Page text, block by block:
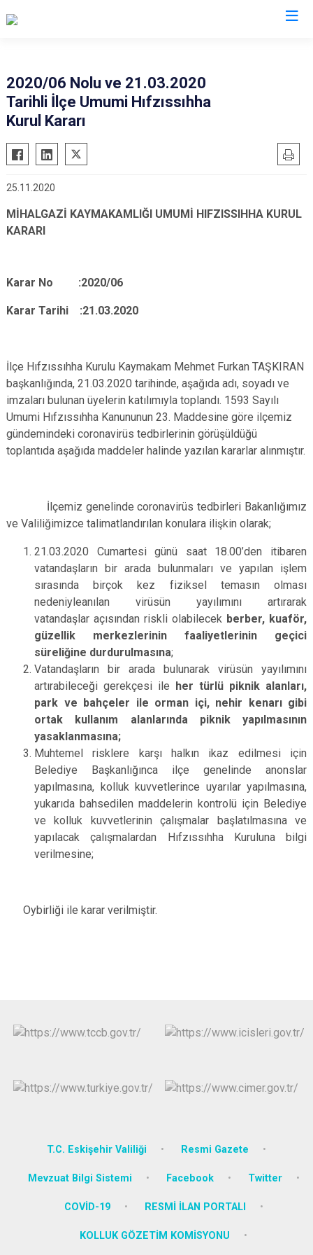
Alpu
Çifteler
İnönü
Mihalgazi
Odunpazarı
2020/06 Nolu ve 21.03.2020
Tarihli İlçe Umumi Hıfzıssıhha
Kurul Kararı
25.11.2020
MİHALGAZİ KAYMAKAMLIĞI UMUMİ HIFZISSIHHA KURUL
KARARI
Karar No :2020/06
Karar Tarihi :21.03.2020
İlçe Hıfzıssıhha Kurulu Kaymakam Mehmet Furkan TAŞKIRAN
başkanlığında, 21.03.2020 tarihinde, aşağıda adı, soyadı ve
imzaları bulunan üyelerin katılımıyla toplandı. 1593 Sayılı
Umumi Hıfzıssıhha Kanununun 23. Maddesine göre ilçemiz
gündemindeki coronavirüs tedbirlerinin görüşüldüğü
toplantıda aşağıda maddeler halinde yazılan kararlar alınmıştır.
İlçemiz genelinde coronavirüs tedbirleri Bakanlığımız
ve Valiliğimizce talimatlandırılan konulara ilişkin olarak;
21.03.2020 Cumartesi günü saat 18.00’den itibaren
vatandaşların bir arada bulunmaları ve yapılan işlem
sırasında birçok kez fiziksel temasın olması
nedeniyleanılan virüsün yayılımını artırarak
vatandaşlar açısından riskli olabilecek berber, kuaför,
güzellik merkezlerinin faaliyetlerinin geçici
süreliğine durdurulmasına;
Vatandaşların bir arada bulunarak virüsün yayılımını
artırabileceği gerekçesi ile her türlü piknik alanları,
park ve bahçeler ile orman içi, nehir kenarı gibi
ortak kullanım alanlarında piknik yapılmasının
yasaklanmasına;
Muhtemel risklere karşı halkın ikaz edilmesi için
Belediye Başkanlığınca ilçe genelinde anonslar
yapılmasına, kolluk kuvvetlerince uyarılar yapılmasına,
yukarıda bahsedilen maddelerin kontrolü için Belediye
ve kolluk kuvvetlerinin çalışmalar başlatılmasına ve
yapılacak çalışmalardan Hıfzıssıhha Kuruluna bilgi
verilmesine;
Oybirliği ile karar verilmiştir.
T.C. Eskişehir Valiliği Resmi Gazete
Mevzuat Bilgi Sistemi Facebook Twitter
COVİD-19 RESMİ İLAN PORTALI
KOLLUK GÖZETİM KOMİSYONU